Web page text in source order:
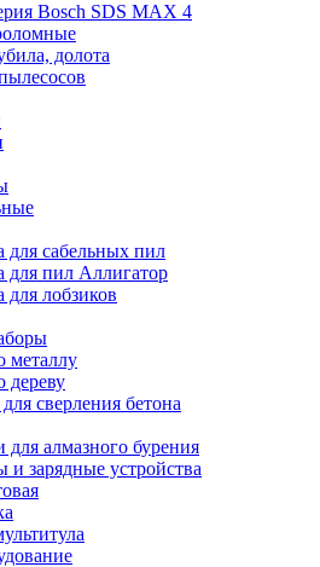
Bosch SDS MAX 4
долота
для сабельных пил
для пил Аллигатор
для лобзиков
металлу
дереву
сверления бетона
для алмазного бурения
и зарядные устройства